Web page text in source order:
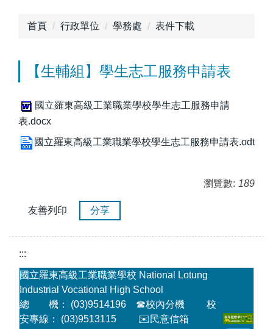
首頁 行政單位 學務處 表件下載
【生輔組】學生志工服務申請表
國立羅東高級工業職業學校學生志工服務申請
表.docx
國立羅東高級工業職業學校學生志工服務申請表.odt
瀏覽數: 189
友善列印 分享
:::
國立羅東高級工業職業學校 National Lotung
Industrial Vocational High School
總 機： (03)9514196 ☎校內分機
校
安專線： (03)9513115 ✉️民意信箱